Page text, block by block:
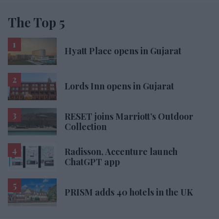
The Top 5
Hyatt Place opens in Gujarat
Lords Inn opens in Gujarat
RESET joins Marriott’s Outdoor
Collection
Radisson, Accenture launch
ChatGPT app
PRISM adds 40 hotels in the UK